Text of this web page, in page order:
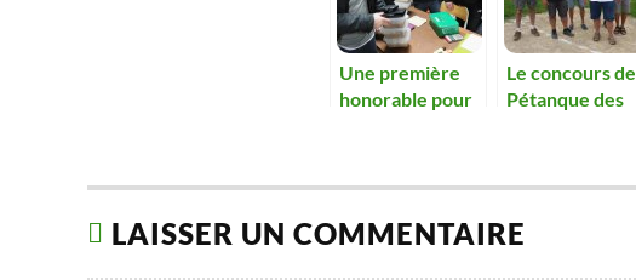
Une première
honorable pour
Le concours de
Pétanque des
LAISSER UN COMMENTAIRE